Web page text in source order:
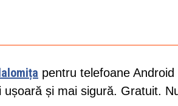
pentru telefoane Android
ușoară și mai sigură. Gratuit.